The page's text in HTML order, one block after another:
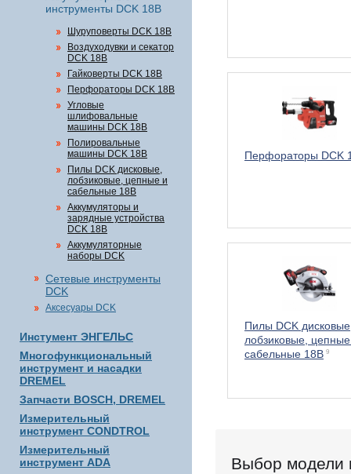
инструменты DCK 18В
Шуруповерты DCK 18В
Воздуходувки и секатор
DCK 18В
Гайковерты DCK 18В
Перфораторы DCK 18В
Угловые
шлифовальные
машины DCK 18В
Полировальные
машины DCK 18В
Пилы DCK дисковые,
лобзиковые, цепные и
сабельные 18В
Аккумуляторы и
зарядные устройства
DCK 18В
Аккумуляторные
наборы DCK
Сетевые инструменты
DCK
Аксесуары DCK
Инстумент ЭНГЕЛЬС
Многофункциональный
инструмент и насадки
DREMEL
Запчасти BOSCH, DREMEL
Измерительный
инструмент CONDTROL
Измерительный
инструмент ADA
Перфораторы DCK
Пилы DCK
лобзиковые,
сабельные 18В 9
Выбор модели